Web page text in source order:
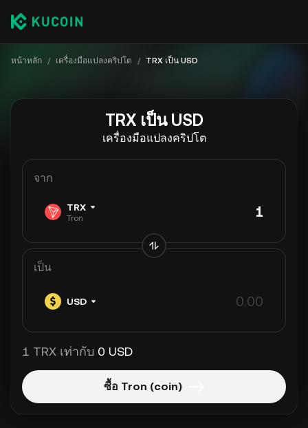
หน้าหลัก / เครื่องมือแปลงคริปโต / TRX เป็น USD
TRX เป็น USD
เครื่องมือแปลงคริปโต
จาก
TRX
Tron
เป็น
USD
1 TRX เท่ากับ 0 USD
ซื้อ Tron (coin)